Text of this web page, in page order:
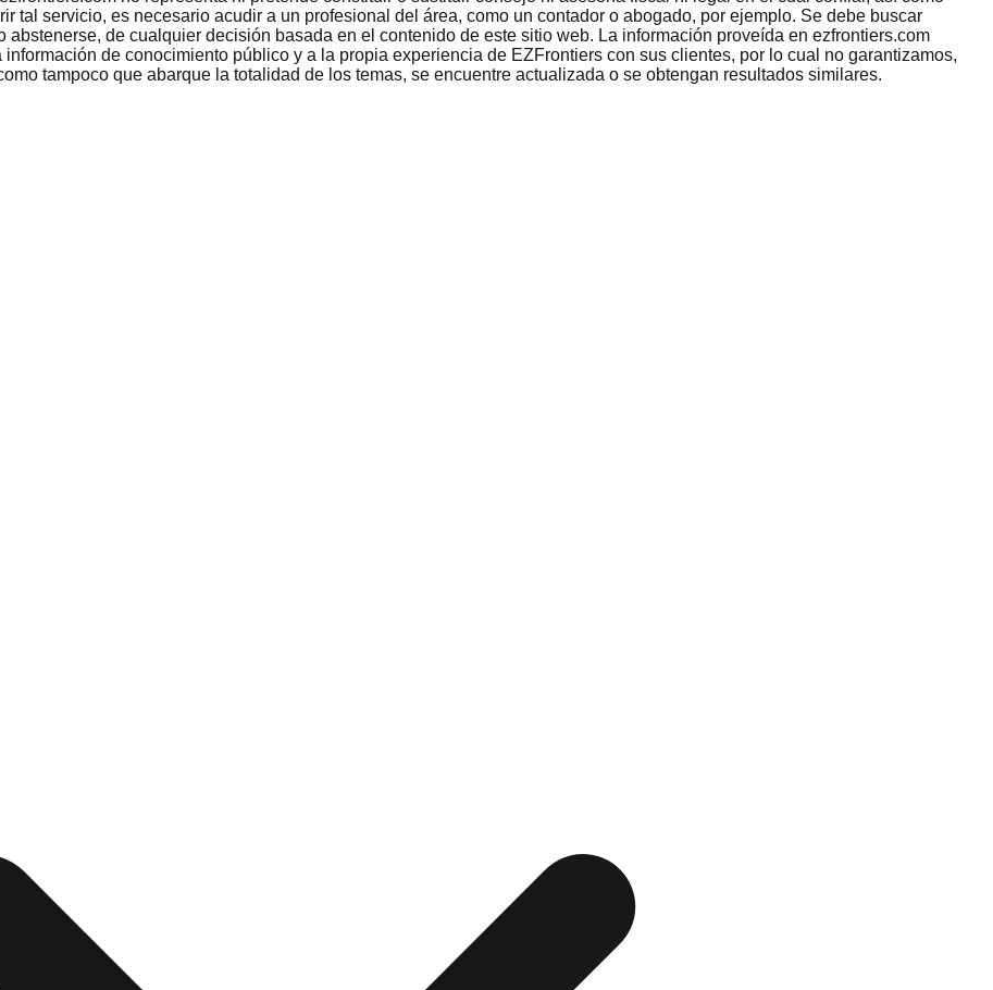
tal servicio, es necesario acudir a un profesional del área, como un contador o abogado, por ejemplo. Se debe buscar
de cualquier decisión basada en el contenido de este sitio web. La información proveída en ezfrontiers.com
de conocimiento público y a la propia experiencia de EZFrontiers con sus clientes, por lo cual no garantizamos,
tampoco que abarque la totalidad de los temas, se encuentre actualizada o se obtengan resultados similares.